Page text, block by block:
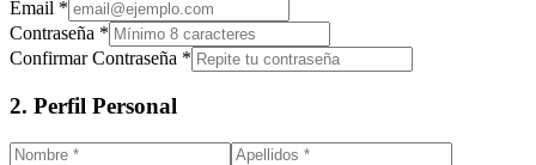
Email *
Contraseña *
Confirmar Contraseña *
2. Perfil Personal